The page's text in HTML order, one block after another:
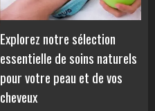
Explorez notre sélection
essentielle de soins naturels
pour votre peau et de vos
cheveux